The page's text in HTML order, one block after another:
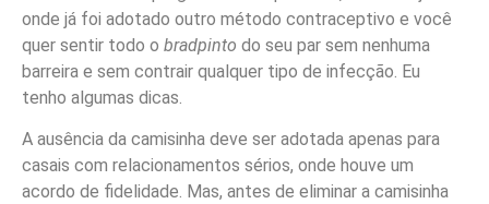
onde já foi adotado outro método contraceptivo e você
quer sentir todo o bradpinto do seu par sem nenhuma
barreira e sem contrair qualquer tipo de infecção. Eu
tenho algumas dicas.
A ausência da camisinha deve ser adotada apenas para
casais com relacionamentos sérios, onde houve um
acordo de fidelidade. Mas, antes de eliminar a camisinha